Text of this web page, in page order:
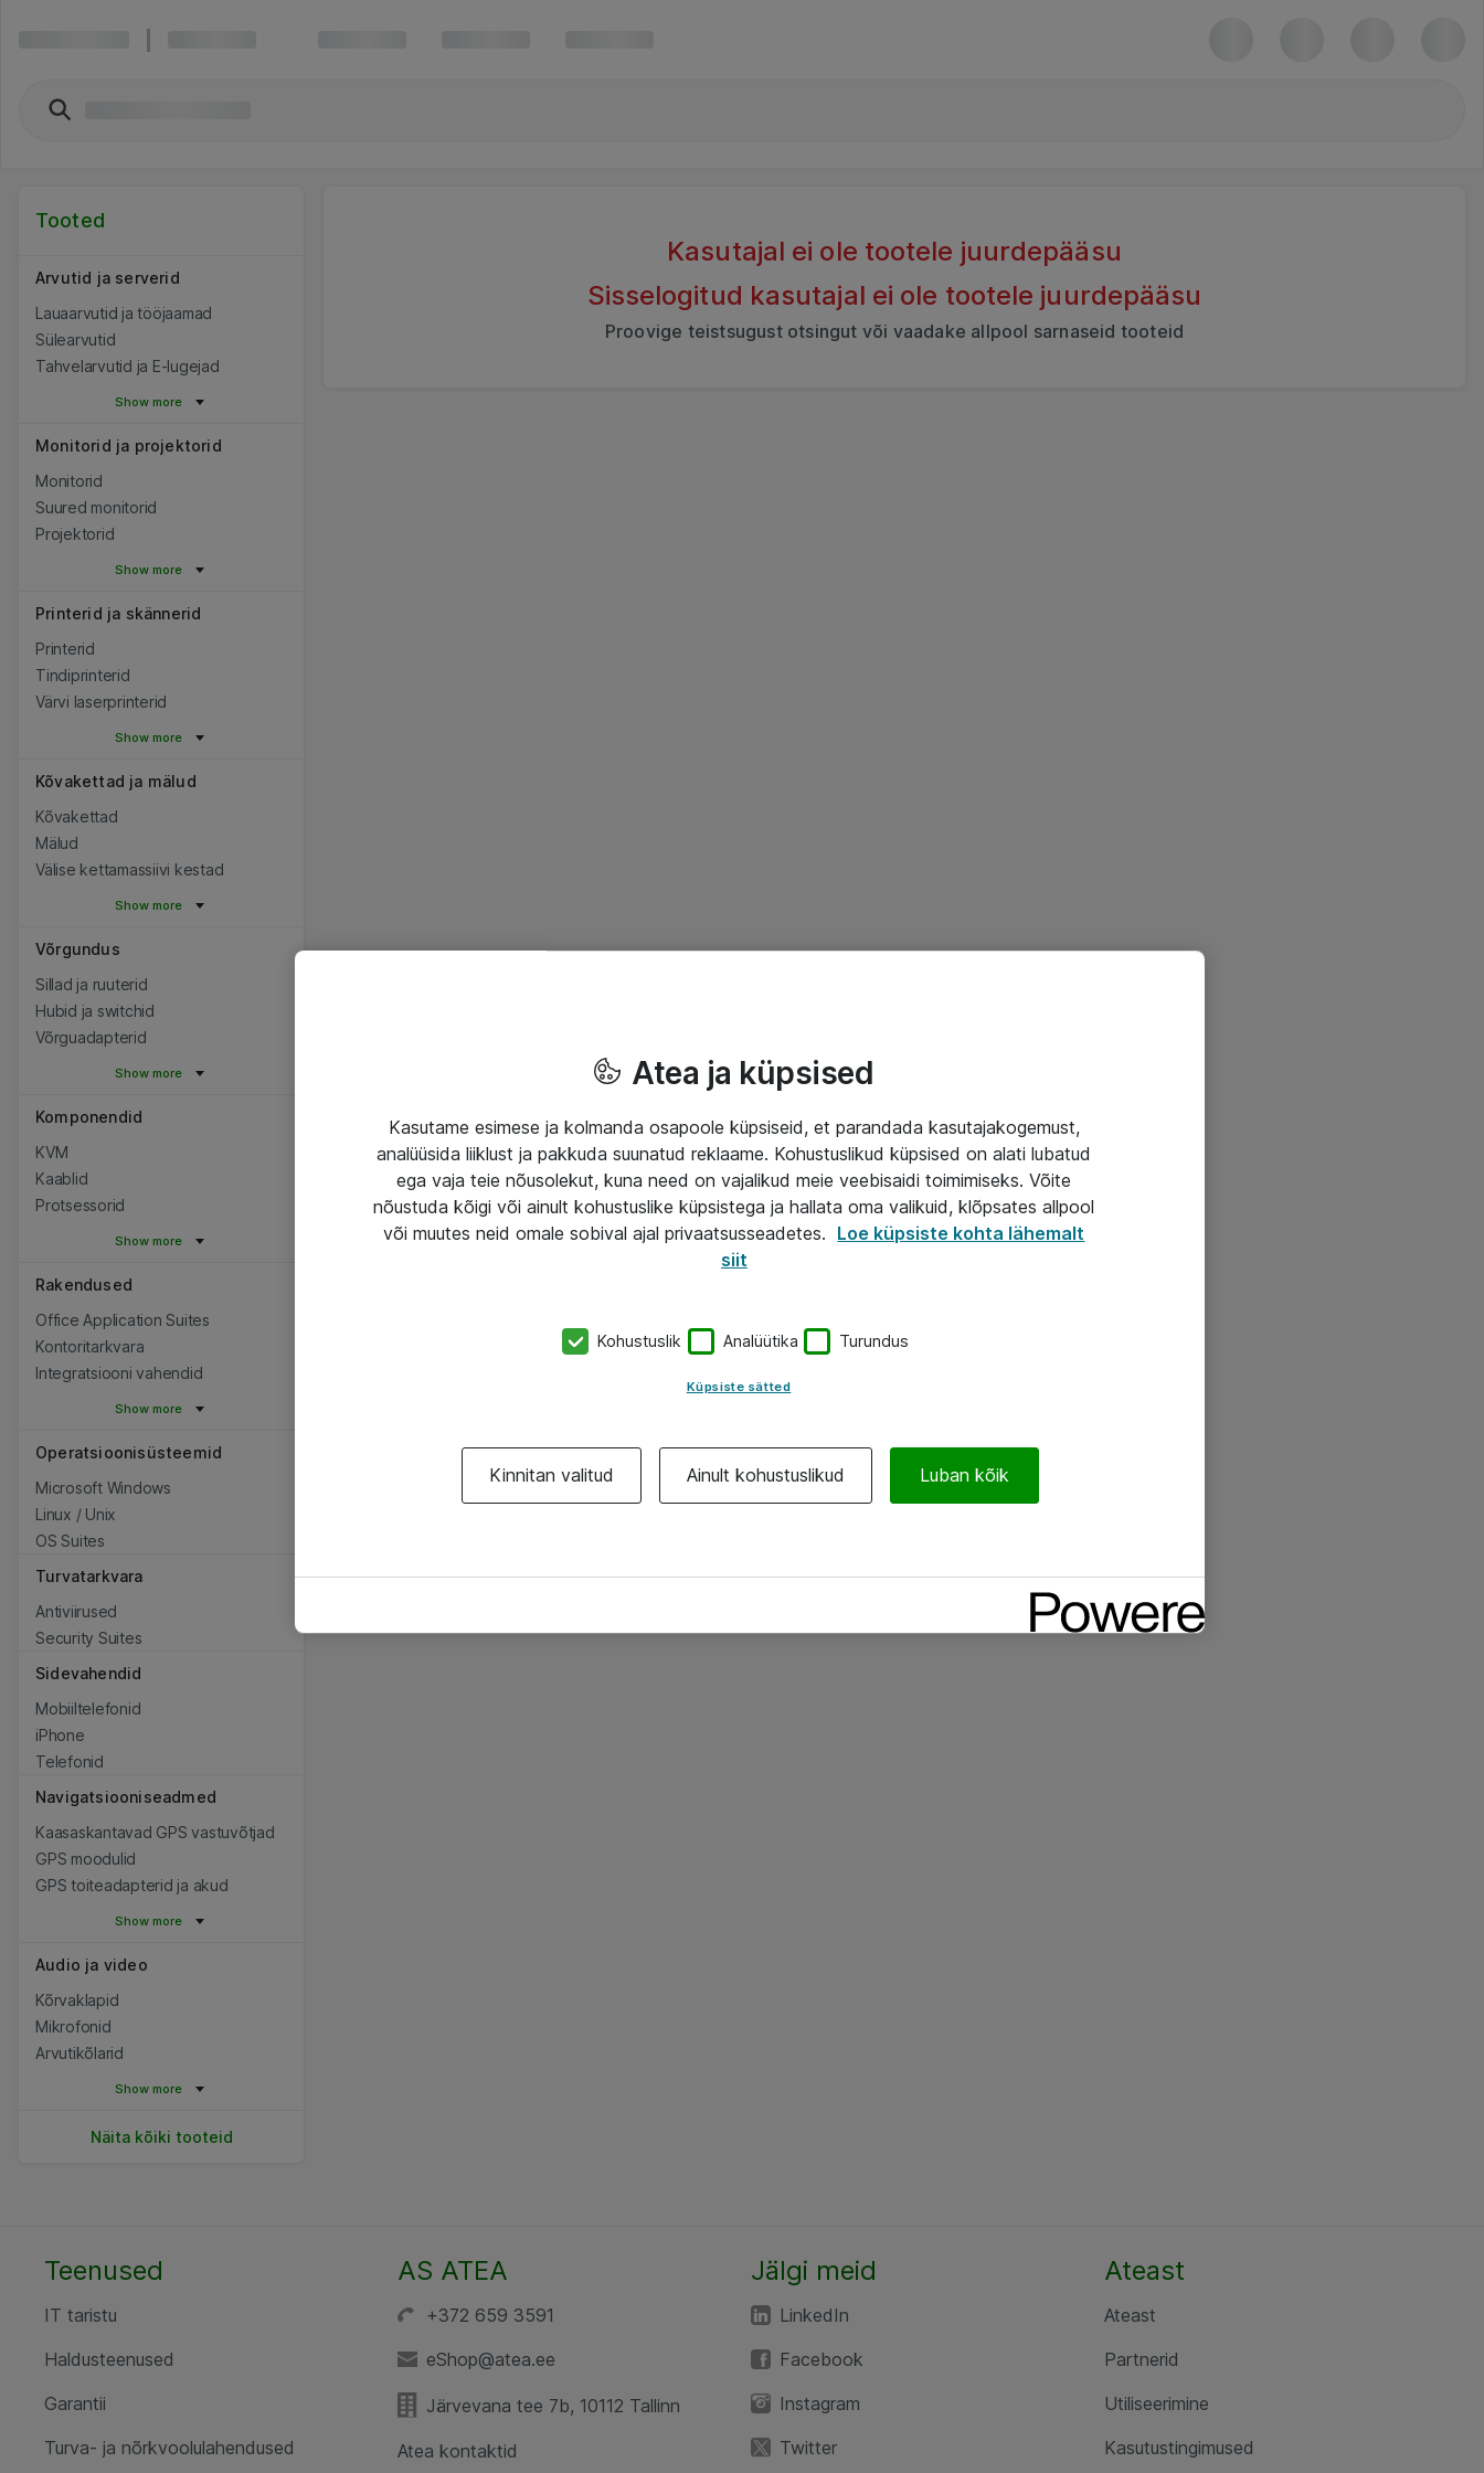
Tooted
Arvutid ja serverid
Lauaarvutid ja tööjaamad
Sülearvutid
Tahvelarvutid ja E-lugejad
Show more
Monitorid ja projektorid
Monitorid
Suured monitorid
Projektorid
Show more
Printerid ja skännerid
Printerid
Tindiprinterid
Värvi laserprinterid
Show more
Kõvakettad ja mälud
Kõvakettad
Mälud
Välise kettamassiivi kestad
Show more
Võrgundus
Sillad ja ruuterid
Hubid ja switchid
Võrguadapterid
Show more
Komponendid
KVM
Kaablid
Protsessorid
Show more
Rakendused
Office Application Suites
Kontoritarkvara
Integratsiooni vahendid
Show more
Operatsioonisüsteemid
Microsoft Windows
Linux / Unix
OS Suites
Turvatarkvara
Antiviirused
Security Suites
Sidevahendid
Mobiiltelefonid
iPhone
Telefonid
Navigatsiooniseadmed
Kaasaskantavad GPS vastuvõtjad
GPS moodulid
GPS toiteadapterid ja akud
Show more
Audio ja video
Kõrvaklapid
Mikrofonid
Arvutikõlarid
Show more
Näita kõiki tooteid
Kasutajal ei ole tootele juurdepääsu
Sisselogitud kasutajal ei ole tootele juurdepääsu
Proovige teistsugust otsingut või vaadake allpool sarnaseid tooteid
Teenused
IT taristu
Haldusteenused
Garantii
Turva- ja nõrkvoolulahendused
AS ATEA
+372 659 3591
eShop@atea.ee
Järvevana tee 7b, 10112 Tallinn
Atea kontaktid
Jälgi meid
LinkedIn
Facebook
Instagram
Twitter
Ateast
Ateast
Partnerid
Utiliseerimine
Kasutustingimused
Atea ja küpsised
Kasutame esimese ja kolmanda osapoole küpsiseid, et parandada kasutajakogemust,
analüüsida liiklust ja pakkuda suunatud reklaame. Kohustuslikud küpsised on alati lubatud
ega vaja teie nõusolekut, kuna need on vajalikud meie veebisaidi toimimiseks. Võite
nõustuda kõigi või ainult kohustuslike küpsistega ja hallata oma valikuid, klõpsates allpool
või muutes neid omale sobival ajal privaatsusseadetes. Loe küpsiste kohta lähemalt
siit
Kohustuslik Analüütika Turundus
Küpsiste sätted
Kinnitan valitud Ainult kohustuslikud Luban kõik